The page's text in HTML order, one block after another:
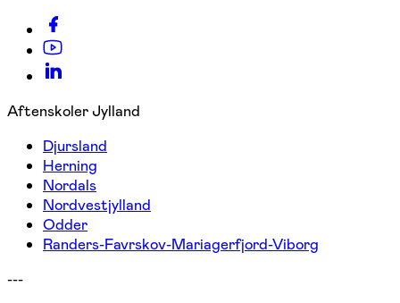
Aftenskoler Jylland
Djursland
Herning
Nordals
Nordvestjylland
Odder
Randers-Favrskov-Mariagerfjord-Viborg
---